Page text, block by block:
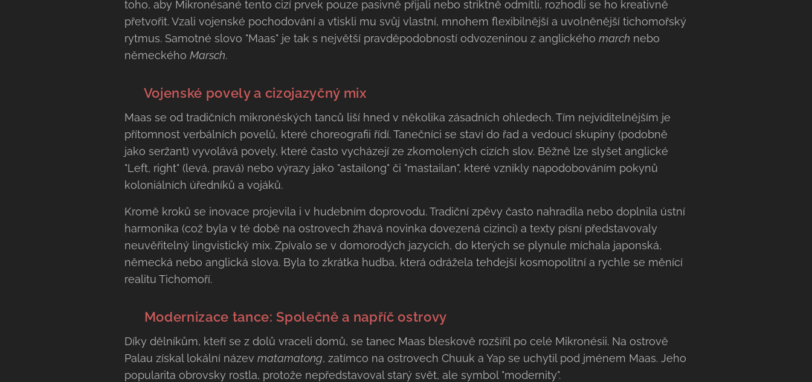
toho, aby Mikronésané tento cizí prvek pouze pasivně přijali nebo striktně odmítli, rozhodli se ho kreativně
přetvořit. Vzali vojenské pochodování a vtiskli mu svůj vlastní, mnohem flexibilnější a uvolněnější tichomořský
rytmus. Samotné slovo "Maas" je tak s největší pravděpodobností odvozeninou z anglického march nebo
německého Marsch.
🗣️ Vojenské povely a cizojazyčný mix
Maas se od tradičních mikronéských tanců liší hned v několika zásadních ohledech. Tím nejviditelnějším je
přítomnost verbálních povelů, které choreografii řídí. Tanečníci se staví do řad a vedoucí skupiny (podobně
jako seržant) vyvolává povely, které často vycházejí ze zkomolených cizích slov. Běžně lze slyšet anglické
"Left, right" (levá, pravá) nebo výrazy jako "astailong" či "mastailan", které vznikly napodobováním pokynů
koloniálních úředníků a vojáků.
Kromě kroků se inovace projevila i v hudebním doprovodu. Tradiční zpěvy často nahradila nebo doplnila ústní
harmonika (což byla v té době na ostrovech žhavá novinka dovezená cizinci) a texty písní představovaly
neuvěřitelný lingvistický mix. Zpívalo se v domorodých jazycích, do kterých se plynule míchala japonská,
německá nebo anglická slova. Byla to zkrátka hudba, která odrážela tehdejší kosmopolitní a rychle se měnící
realitu Tichomoří.
🤝 Modernizace tance: Společně a napříč ostrovy
Díky dělníkům, kteří se z dolů vraceli domů, se tanec Maas bleskově rozšířil po celé Mikronésii. Na ostrově
Palau získal lokální název matamatong, zatímco na ostrovech Chuuk a Yap se uchytil pod jménem Maas. Jeho
popularita obrovsky rostla, protože nepředstavoval starý svět, ale symbol "modernity".